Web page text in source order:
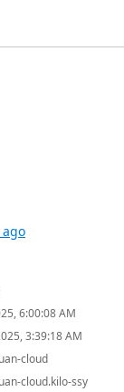
ago
6:00:08 AM
3:39:18 AM
cloud
cloud.kilo-ssy